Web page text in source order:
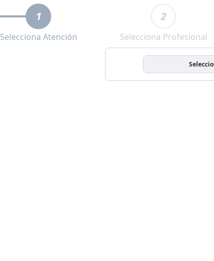
1
Selecciona Atención
2
Selecciona Profesional